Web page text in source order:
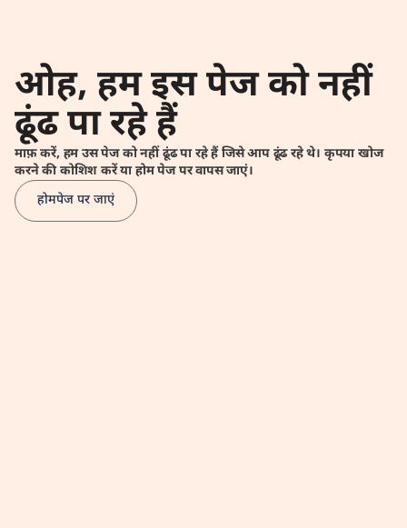
माफ़ करें, हम उस पेज को नहीं ढूंढ पा रहे हैं जिसे आप ढूंढ रहे थे। कृपया खोज
करने की कोशिश करें या होम पेज पर वापस जाएं।
ओह, हम इस पेज को नहीं
ढूंढ पा रहे हैं
होमपेज पर जाएं